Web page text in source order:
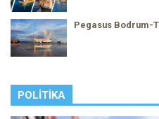
Pegasus Bodrum-
POLITIKA